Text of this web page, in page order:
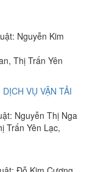
Nguyễn Kim
Thị Trấn Yên
VỤ VẬN TẢI
Nguyễn Thị Nga
Trấn Yên Lạc,